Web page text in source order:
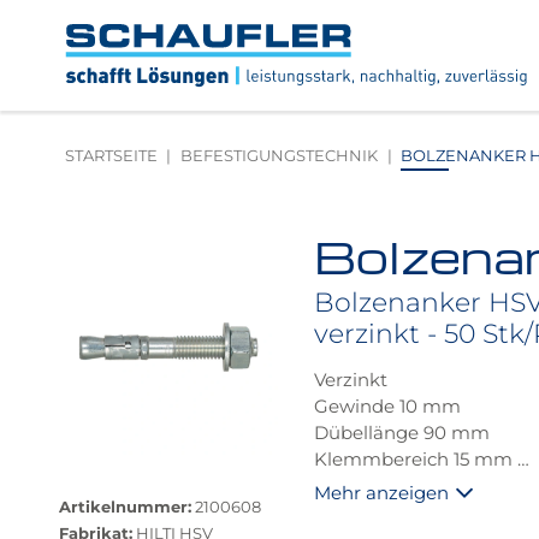
Hauptnavigation
Footernavigation
Logo
verlinkt
zur
STARTSEITE BEFESTIGUNGSTECHNIK BOLZENANKER
Bildversion
anzeigen
Artikelnummer:2100608
Fabrikat:HILTI HSV
Bolzenanker
verzinkt - 50
Verzinkt
Gewinde 10 mm
Dübellänge 90 mm
Klemmbereich 15 mm
Bohrer 10 mm
Mehr anzeigen